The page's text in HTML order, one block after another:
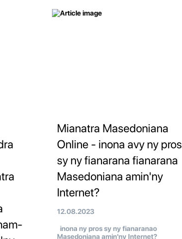
Mianatra Masedoniana
Online - inona avy ny pros
sy ny fianarana fianarana
Masedoniana amin'ny
Internet?
12.08.2023
inona ny pros sy ny fianaranao
Masedoniana amin'ny Internet?